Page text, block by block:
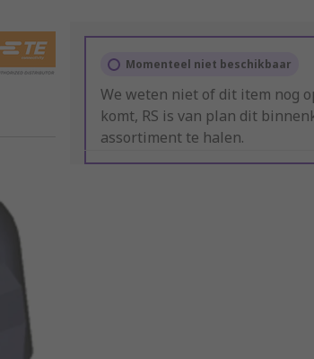
Momenteel niet beschikbaar
We weten niet of dit item nog
komt, RS is van plan dit
assortiment te halen.